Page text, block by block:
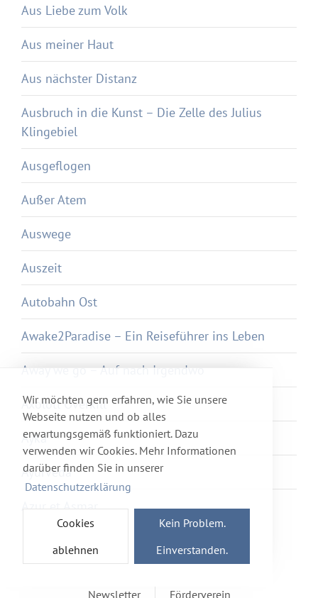
Wir möchten gern erfahren, wie Sie unsere
Webseite nutzen und ob alles
erwartungsgemäß funktioniert. Dazu
verwenden wir Cookies. Mehr Informationen
darüber finden Sie in unserer
Datenschutzerklärung
Cookies
ablehnen
Kein Problem.
Einverstanden.
Aus Liebe zum Volk
Aus meiner Haut
Aus nächster Distanz
Ausbruch in die Kunst – Die Zelle des Julius
Klingebiel
Ausgeflogen
Außer Atem
Auswege
Auszeit
Autobahn Ost
Awake2Paradise – Ein Reiseführer ins Leben
Away we go – Auf nach Irgendwo
Axolotl Overkill
Ayka
Ayurveda
Azur et Asmar
Newsletter Förderverein